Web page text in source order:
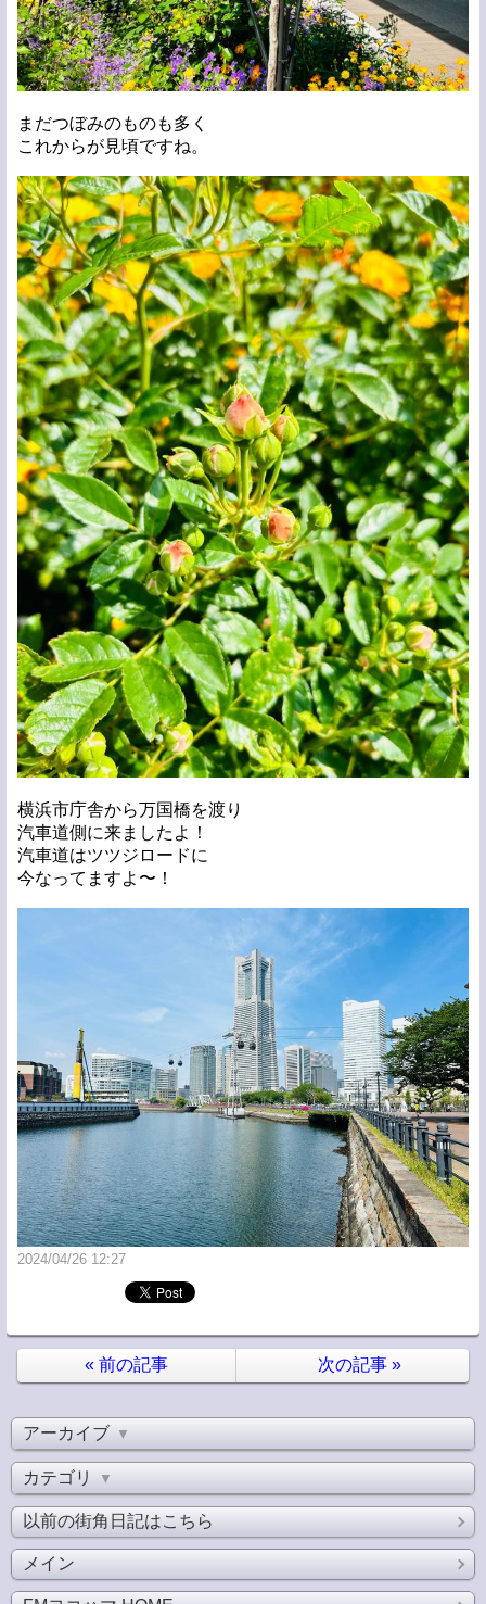
まだつぼみのものも多く
これからが見頃ですね。
横浜市庁舎から万国橋を渡り
汽車道側に来ましたよ！
汽車道はツツジロードに
今なってますよ〜！
2024/04/26 12:27
« 前の記事 次の記事 »
アーカイブ ▼
カテゴリ ▼
以前の街角日記はこちら
メイン